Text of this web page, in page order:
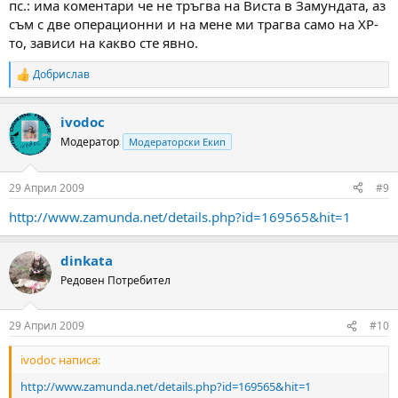
пс.: има коментари че не тръгва на Виста в Замундата, аз
съм с две операционни и на мене ми трагва само на ХP-
то, зависи на какво сте явно.
R
e
c
t
i
s
Добрислав
ivodoc
Модератор Модераторски Екип
29 Април 2009 #9
http://www.zamunda.net/details.php?id=169565&hit=1
dinkata
Редовен Потребител
29 Април 2009 #10
ivodoc написа:
http://www.zamunda.net/details.php?id=169565&hit=1